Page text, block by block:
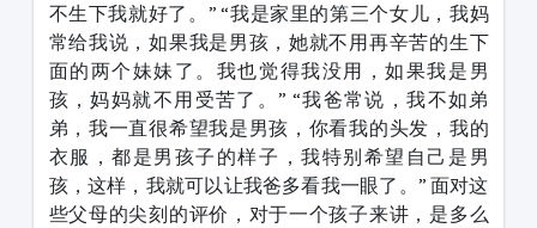
不生下我就好了。” “我是家里的第三个女儿，我妈
常给我说，如果我是男孩，她就不用再辛苦的生下
面的两个妹妹了。我也觉得我没用，如果我是男
孩，妈妈就不用受苦了。” “我爸常说，我不如弟
弟，我一直很希望我是男孩，你看我的头发，我的
衣服，都是男孩子的样子，我特别希望自己是男
孩，这样，我就可以让我爸多看我一眼了。” 面对这
些父母的尖刻的评价，对于一个孩子来讲，是多么